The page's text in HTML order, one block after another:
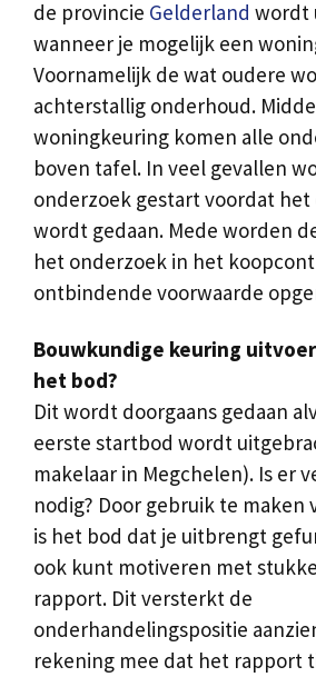
de provincie Gelderland wordt
wanneer je mogelijk een
Voornamelijk de wat oudere
achterstallig onderhoud.
woningkeuring komen alle
boven tafel. In veel gevallen
onderzoek gestart voordat het
wordt gedaan. Mede worden
het onderzoek in het
ontbindende voorwaarde
Bouwkundige keuring
het bod?
Dit wordt doorgaans gedaan
eerste startbod wordt
makelaar in Megchelen). Is er
nodig? Door gebruik te maken
is het bod dat je uitbrengt
ook kunt motiveren met
rapport. Dit versterkt de
onderhandelingspositie
rekening mee dat het rapport